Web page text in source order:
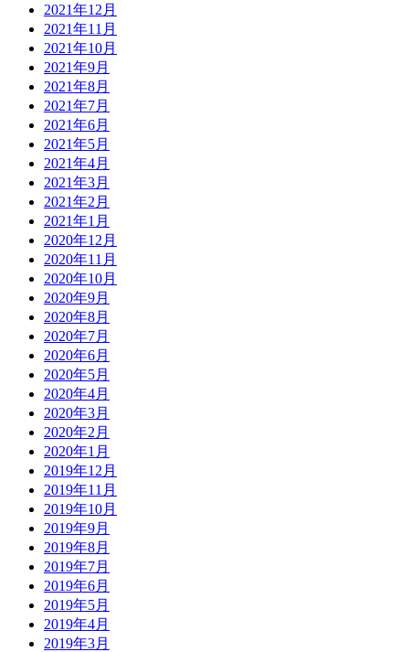
2021年12月
2021年11月
2021年10月
2021年9月
2021年8月
2021年7月
2021年6月
2021年5月
2021年4月
2021年3月
2021年2月
2021年1月
2020年12月
2020年11月
2020年10月
2020年9月
2020年8月
2020年7月
2020年6月
2020年5月
2020年4月
2020年3月
2020年2月
2020年1月
2019年12月
2019年11月
2019年10月
2019年9月
2019年8月
2019年7月
2019年6月
2019年5月
2019年4月
2019年3月